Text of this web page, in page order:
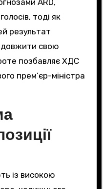
тоді як
результат
свою
позбавляє ХДС
прем’єр-міністра
із високою